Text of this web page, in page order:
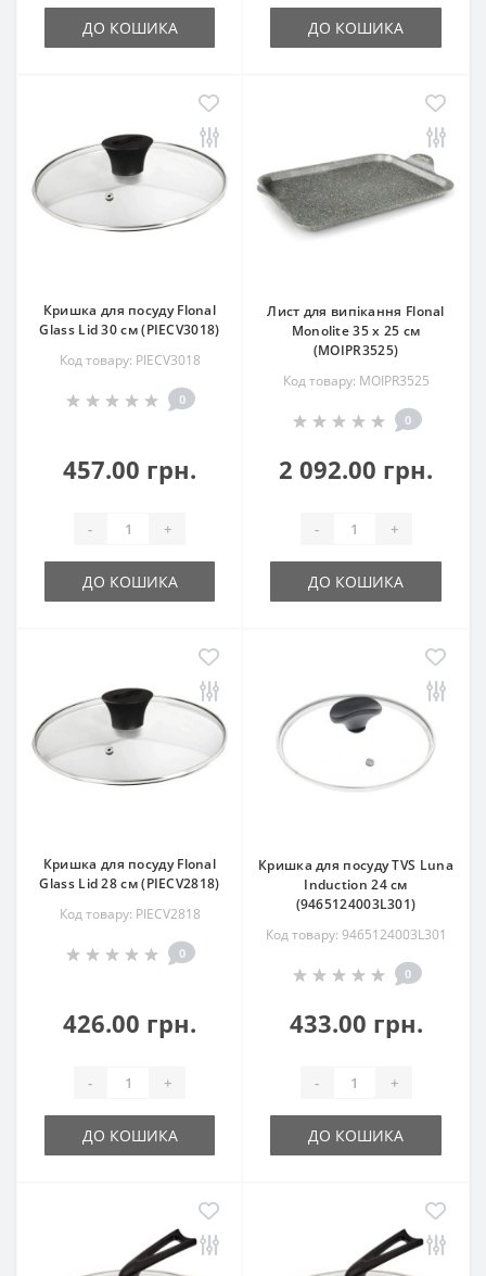
ДО КОШИКА ДО КОШИКА
Кришка для посуду Flonal
Glass Lid 30 см (PIECV3018)
Код товару: PIECV3018
0
457.00 грн.
- +
ДО КОШИКА
Лист для випікання Flonal
Monolite 35 х 25 см
(MOIPR3525)
Код товару: MOIPR3525
0
2 092.00 грн.
- +
ДО КОШИКА
Кришка для посуду Flonal
Glass Lid 28 см (PIECV2818)
Код товару: PIECV2818
0
426.00 грн.
- +
ДО КОШИКА
Кришка для посуду TVS Luna
Induction 24 см
(9465124003L301)
Код товару: 9465124003L301
0
433.00 грн.
- +
ДО КОШИКА